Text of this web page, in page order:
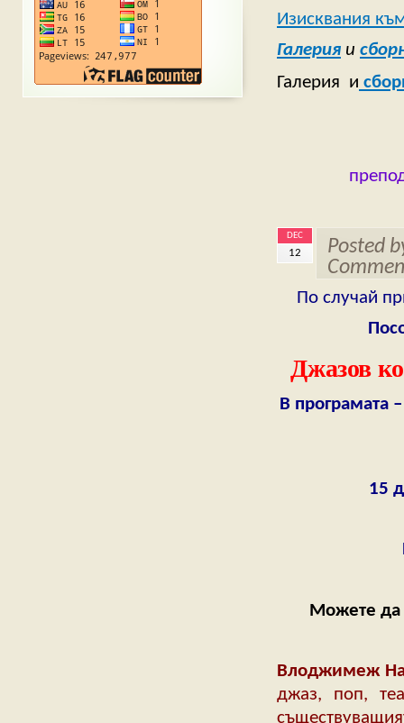
Изисквания
Галерия и
Галерия и
DEC
12
Posted
По случай
Джазов
В
15
Можете да
Влоджимеж
джаз, поп,